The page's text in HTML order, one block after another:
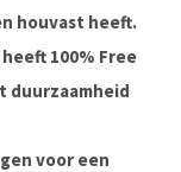
houvast heeft.
100% Free
duurzaamheid
voor een